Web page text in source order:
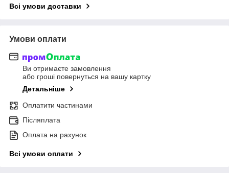
Всі умови доставки
Умови оплати
Ви отримаєте замовлення
або гроші повернуться на вашу картку
Детальніше
Оплатити частинами
Післяплата
Оплата на рахунок
Всі умови оплати